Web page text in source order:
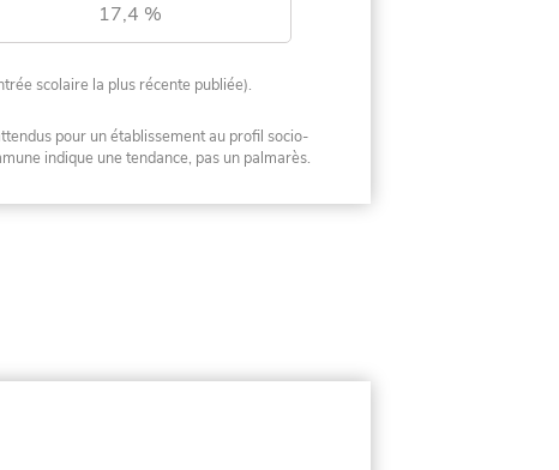
17,4 %
scolaire la plus récente publiée).
pour un établissement au profil socio-
indique une tendance, pas un palmarès.